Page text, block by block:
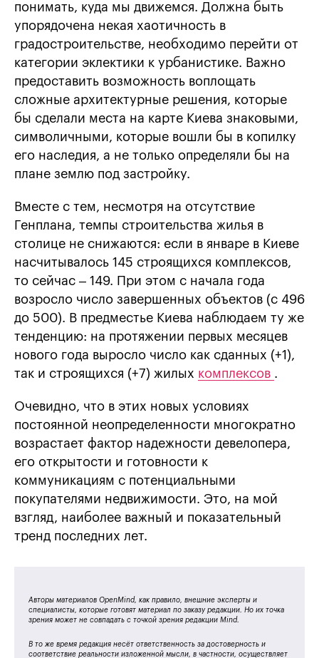
понимать, куда мы движемся. Должна быть
упорядочена некая хаотичность в
градостроительстве, необходимо перейти от
категории эклектики к урбанистике. Важно
предоставить возможность воплощать
сложные архитектурные решения, которые
бы сделали места на карте Киева знаковыми,
символичными, которые вошли бы в копилку
его наследия, а не только определяли бы на
плане землю под застройку.
Вместе с тем, несмотря на отсутствие
Генплана, темпы строительства жилья в
столице не снижаются: если в январе в Киеве
насчитывалось 145 строящихся комплексов,
то сейчас – 149. При этом с начала года
возросло число завершенных объектов (с 496
до 500). В предместье Киева наблюдаем ту же
тенденцию: на протяжении первых месяцев
нового года выросло число как сданных (+1),
так и строящихся (+7) жилых комплексов .
Очевидно, что в этих новых условиях
постоянной неопределенности многократно
возрастает фактор надежности девелопера,
его открытости и готовности к
коммуникациям с потенциальными
покупателями недвижимости. Это, на мой
взгляд, наиболее важный и показательный
тренд последних лет.
Авторы материалов OpenMind, как правило, внешние эксперты и
специалисты, которые готовят материал по заказу редакции. Но их точка
зрения может не совпадать с точкой зрения редакции Mind.
В то же время редакция несёт ответственность за достоверность и
соответствие реальности изложенной мысли, в частности, осуществляет